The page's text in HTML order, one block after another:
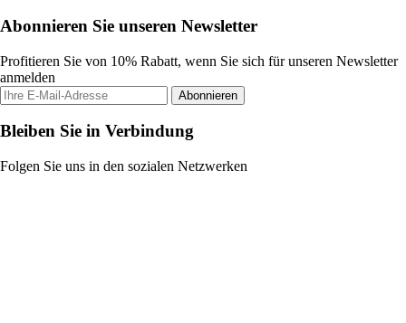
Abonnieren Sie unseren Newsletter
Profitieren Sie von 10% Rabatt, wenn Sie sich für unseren Newsletter
anmelden
Abonnieren
Bleiben Sie in Verbindung
Folgen Sie uns in den sozialen Netzwerken